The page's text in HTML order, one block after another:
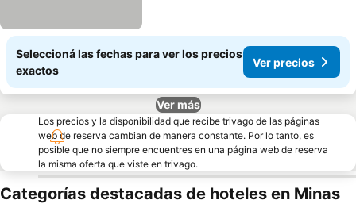
Seleccioná las fechas para ver los precios
exactos
Ver precios
Ver más
Los precios y la disponibilidad que recibe trivago de las páginas
web de reserva cambian de manera constante. Por lo tanto, es
posible que no siempre encuentres en una página web de reserva
la misma oferta que viste en trivago.
Categorías destacadas de hoteles en Minas